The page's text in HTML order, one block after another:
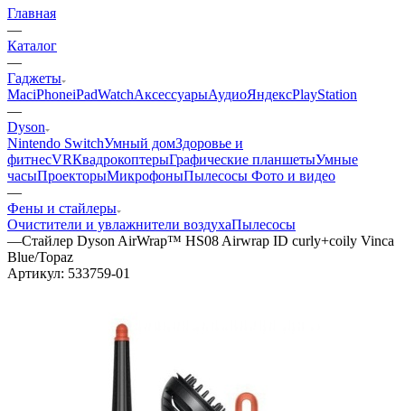
Главная
—
Каталог
—
Гаджеты
MaciPhoneiPadWatchАксессуарыАудиоЯндексPlayStation
—
Dyson
Nintendo SwitchУмный домЗдоровье и
фитнесVRКвадрокоптерыГрафические планшетыУмные
часыПроекторыМикрофоныПылесосы Фото и видео
—
Фены и стайлеры
Очистители и увлажнители воздухаПылесосы
—Стайлер Dyson AirWrap™ HS08 Airwrap ID curly+coily Vinca
Blue/Topaz
Артикул: 533759-01